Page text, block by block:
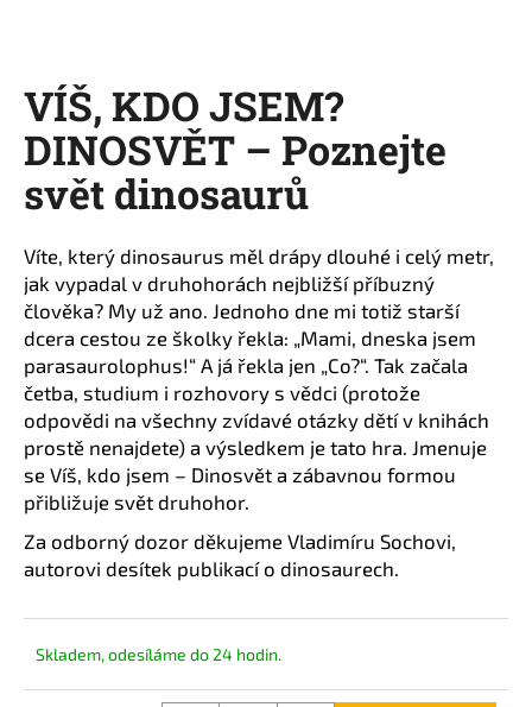
VÍŠ, KDO JSEM?
DINOSVĚT – Poznejte
svět dinosaurů
Víte, který dinosaurus měl drápy dlouhé i celý metr,
jak vypadal v druhohorách nejbližší příbuzný
člověka? My už ano. Jednoho dne mi totiž starší
dcera cestou ze školky řekla: „Mami, dneska jsem
parasaurolophus!“ A já řekla jen „Co?“. Tak začala
četba, studium i rozhovory s vědci (protože
odpovědi na všechny zvídavé otázky dětí v knihách
prostě nenajdete) a výsledkem je tato hra. Jmenuje
se Víš, kdo jsem – Dinosvět a zábavnou formou
přibližuje svět druhohor.
Za odborný dozor děkujeme Vladimíru Sochovi,
autorovi desítek publikací o dinosaurech.
Skladem, odesíláme do 24 hodin.
í
t
?
HLEDAT
D
o
p
o
r
u
č
u
e
m